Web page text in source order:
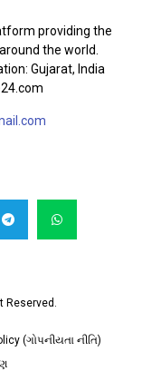
providing the
the world.
Gujarat, India
Reserved.
(ગોપનીયતા નીતિ)